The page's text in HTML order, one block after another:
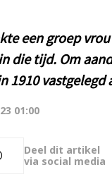
een groep
die tijd. Om
1910
01:00
Deel dit artikel
via social media